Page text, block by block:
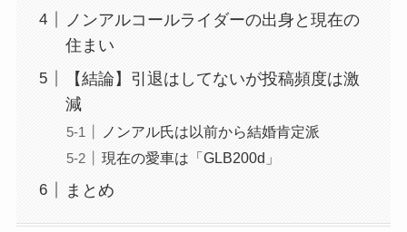
ノンアルコールライダーの出身と現在の
住まい
【結論】引退はしてないが投稿頻度は激
減
ノンアル氏は以前から結婚肯定派
現在の愛車は「GLB200d」
まとめ